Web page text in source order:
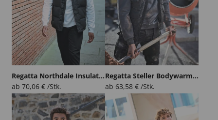
Regatta Northdale Insulated Bodywarmer
ab 70,06 € /Stk.
Regatta Steller Bodywarmer
ab 63,58 € /Stk.